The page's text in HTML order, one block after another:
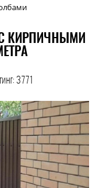
КИРПИЧНЫМИ
3771